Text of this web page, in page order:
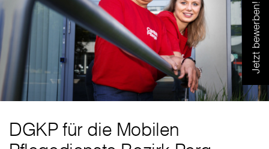
Jetzt bewerben!
DGKP für die Mobilen